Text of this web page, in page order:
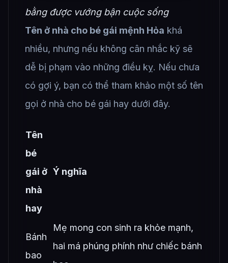
bằng được vướng bận cuộc sống
Tên ở nhà cho bé gái mệnh Hỏa khá
nhiều, nhưng nếu không cân nhắc kỹ sẽ
dễ bị phạm vào những điều kỵ. Nếu chưa
có gợi ý, bạn có thể tham khảo một số tên
gọi ở nhà cho bé gái hay dưới đây.
Tên
bé
gái ở
nhà
hay
Ý nghĩa
Bánh
bao
Mẹ mong con sinh ra khỏe mạnh,
hai má phúng phính như chiếc bánh